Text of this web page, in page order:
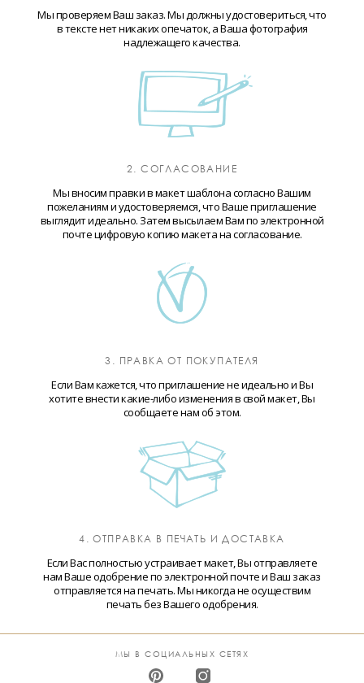
Мы проверяем Ваш заказ. Мы должны удостовериться, что
в тексте нет никаких опечаток, а Ваша фотография
надлежащего качества.
2. СОГЛАСОВАНИЕ
Мы вносим правки в макет шаблона согласно Вашим
пожеланиям и удостоверяемся, что Ваше приглашение
выглядит идеально. Затем высылаем Вам по электронной
почте цифровую копию макета на согласование.
3. ПРАВКА ОТ ПОКУПАТЕЛЯ
Если Вам кажется, что приглашение не идеально и Вы
хотите внести какие-либо изменения в свой макет, Вы
сообщаете нам об этом.
4. ОТПРАВКА В ПЕЧАТЬ И ДОСТАВКА
Если Вас полностью устраивает макет, Вы отправляете
нам Ваше одобрение по электронной почте и Ваш заказ
отправляется на печать. Мы никогда не осуществим
печать без Вашего одобрения.
МЫ В СОЦИАЛЬНЫХ СЕТЯХ